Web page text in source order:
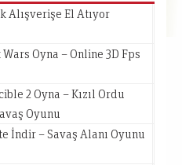
Alışverişe El Atıyor
Oyna – Online 3D Fps
2 Oyna – Kızıl Ordu
Oyunu
İndir – Savaş Alanı Oyunu